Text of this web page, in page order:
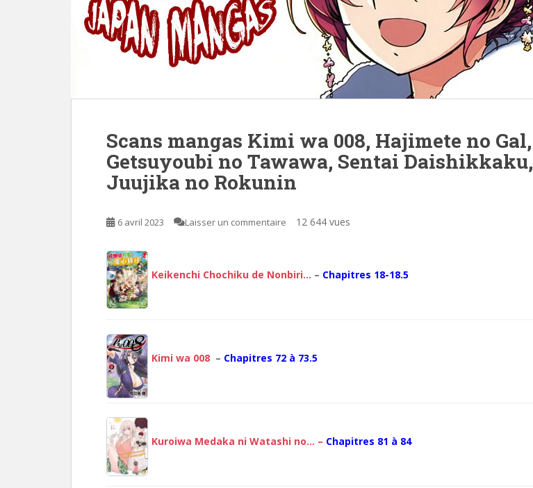
Scans mangas Kimi wa 008, Hajimete no Gal,
Getsuyoubi no Tawawa, Sentai Daishikkaku,
Juujika no Rokunin
6 avril 2023 Laisser un commentaire 12 644 vues
Keikenchi Chochiku de Nonbiri… – Chapitres 18-18.5
Kimi wa 008 – Chapitres 72 à 73.5
Kuroiwa Medaka ni Watashi no… – Chapitres 81 à 84